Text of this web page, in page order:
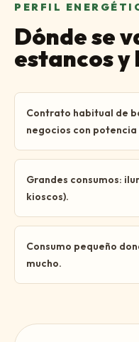
PERFIL
Dónde se
estancos y
Contrato habitual de
negocios con potencia
Grandes consumos:
kioscos).
Consumo pequeño
mucho.